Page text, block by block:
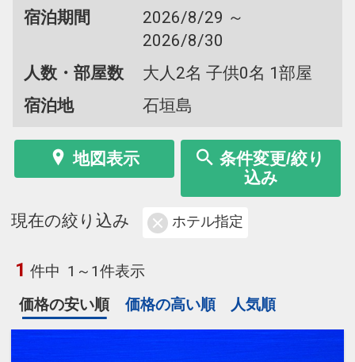
宿泊期間
2026/8/29 ～
2026/8/30
人数・部屋数
大人2名 子供0名 1部屋
宿泊地
石垣島
地図表示
条件変更/絞り
込み
現在の絞り込み ホテル指定
1 件中 1～1件表示
価格の安い順
価格の高い順 人気順